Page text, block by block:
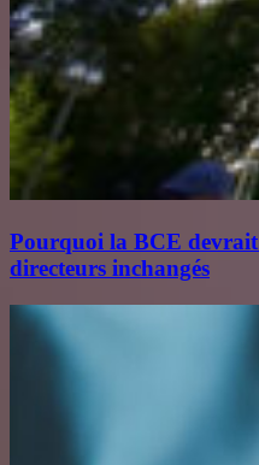
Pourquoi la BCE
directeurs inchangés